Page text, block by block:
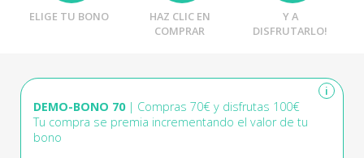
ELIGE TU BONO
HAZ CLIC EN
COMPRAR
Y A
DISFRUTARLO!
i
DEMO-BONO 70 | Compras 70€ y disfrutas 100€
Tu compra se premia incrementando el valor de tu
bono